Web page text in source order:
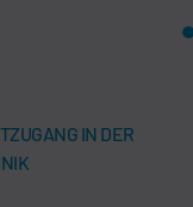
IN DER